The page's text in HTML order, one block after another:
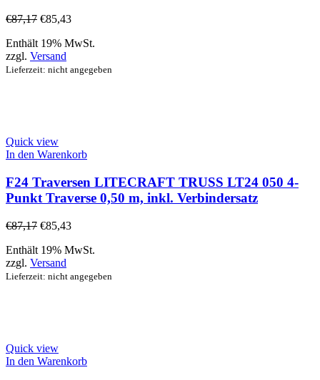
€87,17 €85,43
Enthält 19% MwSt.
zzgl. Versand
Lieferzeit: nicht angegeben
Quick view
In den Warenkorb
F24 Traversen LITECRAFT TRUSS LT24 050 4-
Punkt Traverse 0,50 m, inkl. Verbindersatz
€87,17 €85,43
Enthält 19% MwSt.
zzgl. Versand
Lieferzeit: nicht angegeben
Quick view
In den Warenkorb